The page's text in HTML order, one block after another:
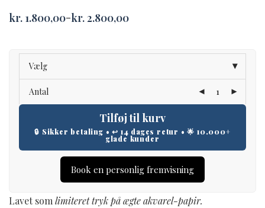
kr. 1.800,00–kr.2.800,00
Price
kr. 2.800,00
Vælg
Antal
Tilføj til kurv
Book en personlig fremvisning
Lavet som limiteret tryk på ægte akvarel-papir.